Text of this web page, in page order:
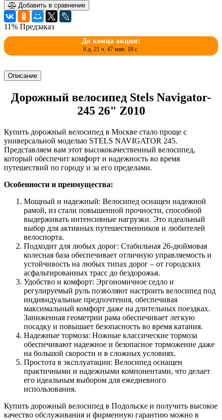
Добавить в сравнение
11% Предзаказ
До конца акции:
6 д. 21 ч. 47 мин. 17 с.
Описание
Дорожный велосипед Stels Navigator-
245 26" Z010
Купить дорожный велосипед в Москве стало проще с
универсальной моделью STELS NAVIGATOR 245.
Представляем вам этот высококачественный велосипед,
который обеспечит комфорт и надежность во время
путешествий по городу и за его пределами.
Особенности и преимущества:
Мощный и надежный: Велосипед оснащен надежной
рамой, из стали повышенной прочности, способной
выдерживать интенсивные нагрузки. Это идеальный
выбор для активных путешественников и любителей
велоспорта.
Подходит для любых дорог: Стабильная 26-дюймовая
колесная база обеспечивает отличную управляемость и
устойчивость на любых типах дорог – от городских
асфальтированных трасс до бездорожья.
Удобство и комфорт: Эргономичное седло и
регулируемый руль позволяют настроить велосипед под
индивидуальные предпочтения, обеспечивая
максимальный комфорт даже на длительных поездках.
Заниженная геометрии рама обеспечивает легкую
посадку и повышает безопасность во время катания.
Надежные тормоза: Ножные классические тормоза
обеспечивают надежное и безопасное торможение даже
на большой скорости и в сложных условиях.
Простота в эксплуатации: Велосипед оснащен
практичными и надежными компонентами, что делает
его идеальным выбором для ежедневного
использования.
Купить дорожный велосипед в Подольске и получить высокое
качество обслуживания и фирменную гарантию можно в